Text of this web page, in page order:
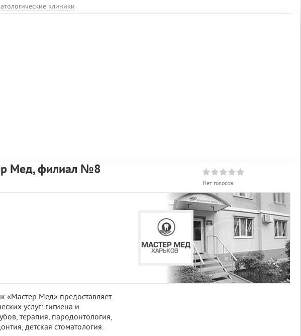
клиники
Мед, филиал №8
Нет голосов
«Мастер Мед» предоставляет
услуг: гигиена и
терапия, пародонтология,
детская стоматология.